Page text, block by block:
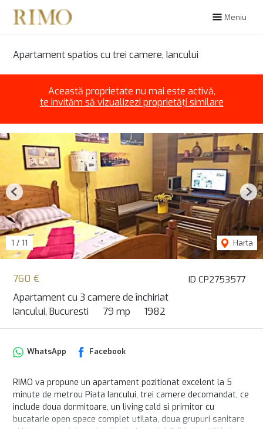
Meniu
Apartament spatios cu trei camere, Iancului
Această proprietate nu mai este activă,
te invităm să vizualizezi proprietăți similare
ID CP2753577
760 €
Apartament cu 3 camere de închiriat
Iancului, Bucuresti
79 mp 1982
1 / 11 Harta
Previous
WhatsApp Facebook
RIMO va propune un apartament pozitionat excelent la 5
minute de metrou Piata Iancului, trei camere decomandat, ce
include doua dormitoare, un living cald si primitor cu
bucatarie open space complet utilata, doua grupuri sanitare